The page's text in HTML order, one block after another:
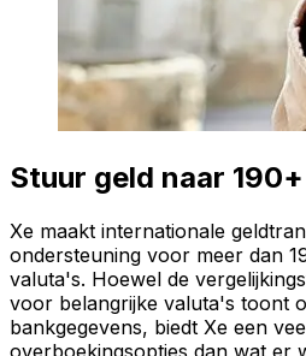
Stuur geld naar
Xe maakt internationale
ondersteuning voor meer dan
valuta's. Hoewel de
voor belangrijke valuta's toont
bankgegevens, biedt Xe een
overboekingsopties dan wat er